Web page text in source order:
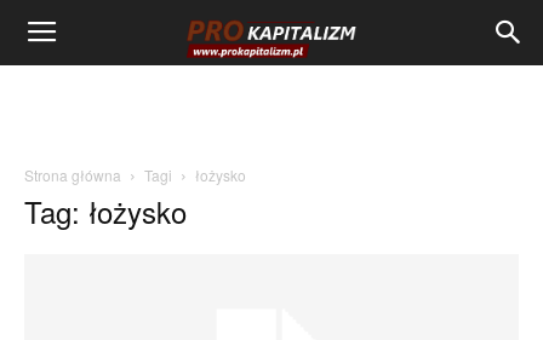
Strona główna Tagi łożysko
Tag: łożysko